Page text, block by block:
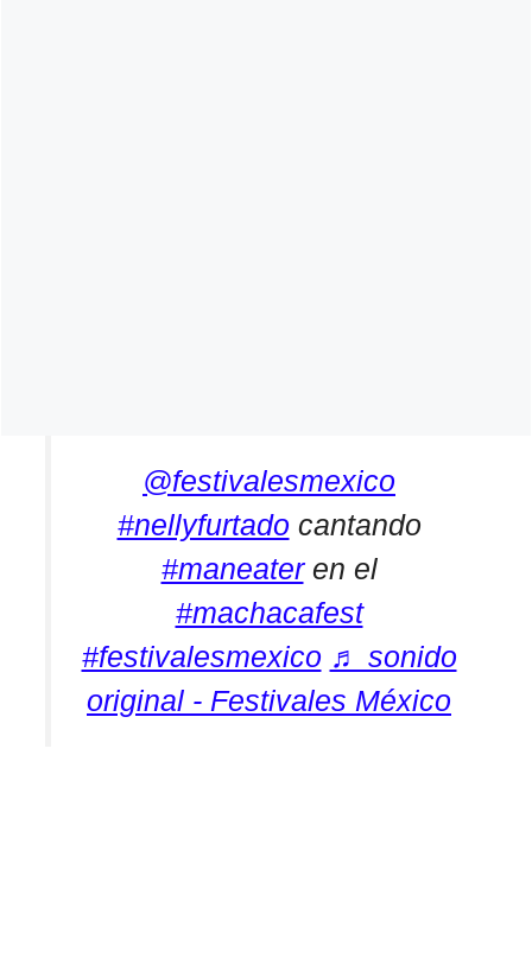
@festivalesmexico
#nellyfurtado cantando
#maneateren el
#machacafest
#festivalesmexico ♬ sonido
original - Festivales México